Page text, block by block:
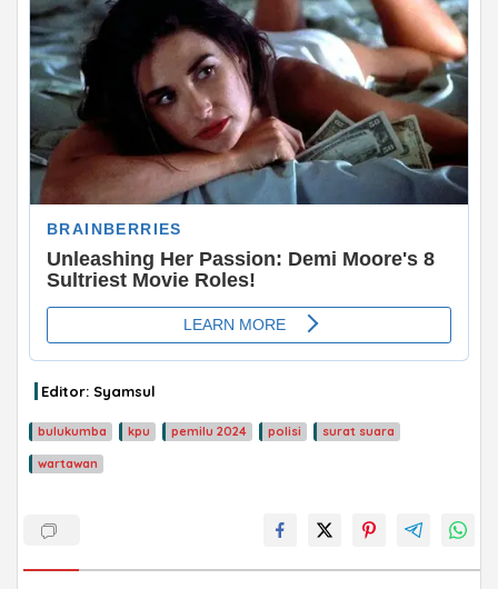
ADVERTISEMENT
Editor: Syamsul
bulukumba kpu pemilu 2024 polisi surat suara
wartawan